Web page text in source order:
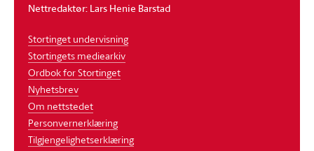
Nettredaktør: Lars Henie Barstad
Stortinget undervisning
Stortingets mediearkiv
Ordbok for Stortinget
Nyhetsbrev
Om nettstedet
Personvernerklæring
Tilgjengelighetserklæring